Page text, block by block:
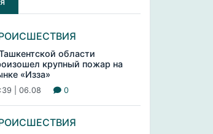
области
крупный пожар на
«Изза»
| 06.08 0